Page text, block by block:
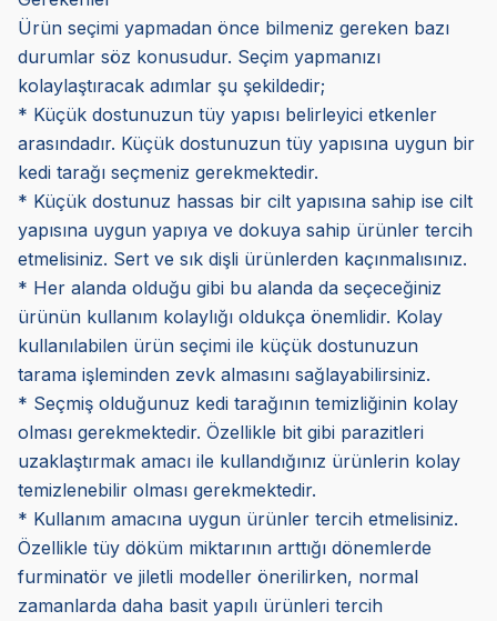
Ürün seçimi yapmadan önce bilmeniz gereken bazı
durumlar söz konusudur. Seçim yapmanızı
kolaylaştıracak adımlar şu şekildedir;
* Küçük dostunuzun tüy yapısı belirleyici etkenler
arasındadır. Küçük dostunuzun tüy yapısına uygun bir
kedi tarağı seçmeniz gerekmektedir.
* Küçük dostunuz hassas bir cilt yapısına sahip ise cilt
yapısına uygun yapıya ve dokuya sahip ürünler tercih
etmelisiniz. Sert ve sık dişli ürünlerden kaçınmalısınız.
* Her alanda olduğu gibi bu alanda da seçeceğiniz
ürünün kullanım kolaylığı oldukça önemlidir. Kolay
kullanılabilen ürün seçimi ile küçük dostunuzun
tarama işleminden zevk almasını sağlayabilirsiniz.
* Seçmiş olduğunuz kedi tarağının temizliğinin kolay
olması gerekmektedir. Özellikle bit gibi parazitleri
uzaklaştırmak amacı ile kullandığınız ürünlerin kolay
temizlenebilir olması gerekmektedir.
* Kullanım amacına uygun ürünler tercih etmelisiniz.
Özellikle tüy döküm miktarının arttığı dönemlerde
furminatör ve jiletli modeller önerilirken, normal
zamanlarda daha basit yapılı ürünleri tercih